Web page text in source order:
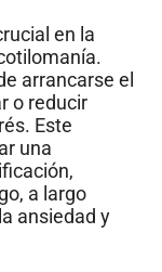
en la
arrancarse el
o reducir
Este
una
a largo
ansiedad y